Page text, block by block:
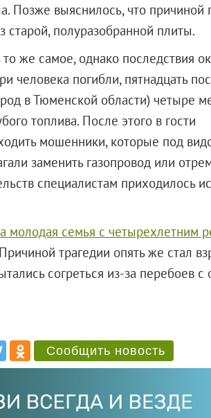
Позже выяснилось, что причиной
старой, полуразобранной плиты.
то же самое, однако последствия
человека погибли, пятнадцать
в Тюменской области) четыре
топлива. После этого в гости
мошенники, которые под
заменить газопровод или
специалистам приходилось
молодая семья с четырехлетним
трагедии опять же стал
согреться из-за перебоев с
Сообщить новость